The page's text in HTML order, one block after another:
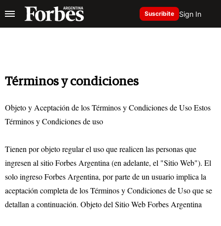
Suscribite Sign In
Términos y condiciones
Objeto y Aceptación de los Términos y Condiciones de Uso Estos
Términos y Condiciones de uso
Tienen por objeto regular el uso que realicen las personas que
ingresen al sitio Forbes Argentina (en adelante, el "Sitio Web"). El
solo ingreso Forbes Argentina, por parte de un usuario implica la
aceptación completa de los Términos y Condiciones de Uso que se
detallan a continuación. Objeto del Sitio Web Forbes Argentina